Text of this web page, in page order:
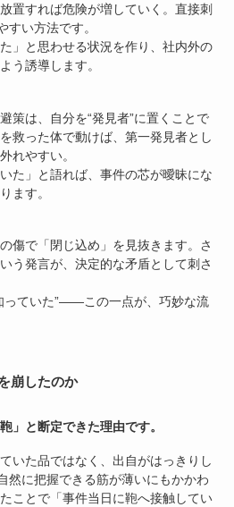
置すれば危険が増していく。直接刺
すい方法です。
」と思わせる状況を作り、社内外の
う誘導します。
策は、自分を“発見者”に置くことで
救った体で動けば、第一発見者とし
れやすい。
た」と語れば、事件の芯が曖昧にな
ます。
傷で「閉じ込め」を見抜きます。さ
う発言が、決定的な矛盾として刺さ
っていた”――この一点が、巧妙な流
崩したのか
」と断定できた理由です。
いた品ではなく、出自がはっきりし
然に把握できる筋が薄いにもかかわ
ことで「事件当日に鞄へ接触してい